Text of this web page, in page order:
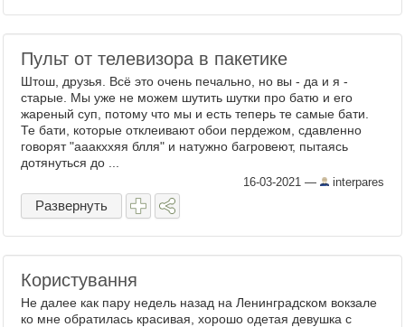
Пульт от телевизора в пакетике
Штош, друзья. Всё это очень печально, но вы - да и я -
старые. Мы уже не можем шутить шутки про батю и его
жареный суп, потому что мы и есть теперь те самые бати.
Те бати, которые отклеивают обои пердежом, сдавленно
говорят "ааакххяя блля" и натужно багровеют, пытаясь
дотянуться до ...
16-03-2021 — interpares
Развернуть
Користування
Не далее как пару недель назад на Ленинградском вокзале
ко мне обратилась красивая, хорошо одетая девушка с